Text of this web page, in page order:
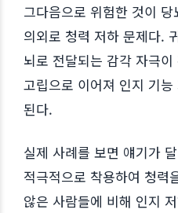
그다음으로 위험한 것이
의외로 청력 저하 문제다.
뇌로 전달되는 감각 자극
고립으로 이어져 인지 기
된다.
실제 사례를 보면 얘기가
적극적으로 착용하여 청력
않은 사람들에 비해 인지